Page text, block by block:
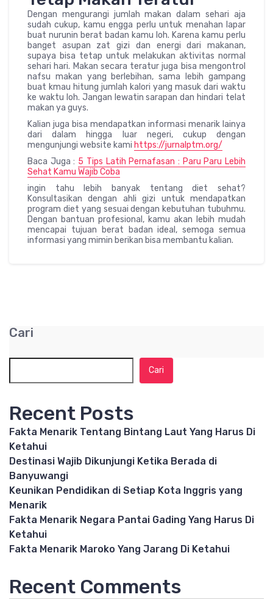
Dengan mengurangi jumlah makan dalam sehari aja
sudah cukup, kamu engga perlu untuk menahan lapar
buat nurunin berat badan kamu loh. Karena kamu perlu
banget asupan zat gizi dan energi dari makanan,
supaya bisa tetap untuk melakukan aktivitas normal
sehari hari. Makan secara teratur juga bisa mengontrol
nafsu makan yang berlebihan, sama lebih gampang
buat kmau hitung jumlah kalori yang masuk dari waktu
ke waktu loh. Jangan lewatin sarapan dan hindari telat
makan ya guys.
Kalian juga bisa mendapatkan informasi menarik lainya
dari dalam hingga luar negeri, cukup dengan
mengunjungi website kami https://jurnalptm.org/
Baca Juga : 5 Tips Latih Pernafasan : Paru Paru Lebih
Sehat Kamu Wajib Coba
ingin tahu lebih banyak tentang diet sehat?
Konsultasikan dengan ahli gizi untuk mendapatkan
program diet yang sesuai dengan kebutuhan tubuhmu.
Dengan bantuan profesional, kamu akan lebih mudah
mencapai tujuan berat badan ideal, semoga semua
informasi yang mimin berikan bisa membantu kalian.
Cari
Cari
Recent Posts
Fakta Menarik Tentang Bintang Laut Yang Harus Di
Ketahui
Destinasi Wajib Dikunjungi Ketika Berada di
Banyuwangi
Keunikan Pendidikan di Setiap Kota Inggris yang
Menarik
Fakta Menarik Negara Pantai Gading Yang Harus Di
Ketahui
Fakta Menarik Maroko Yang Jarang Di Ketahui
Recent Comments